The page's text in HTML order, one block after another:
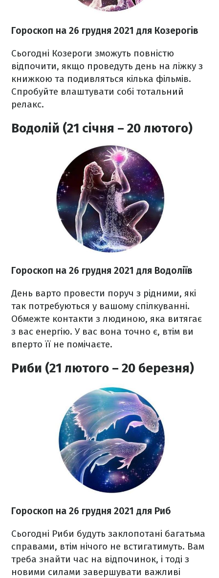
Гороскоп на 26 грудня 2021 для Козерогів
Сьогодні Козероги зможуть повністю
відпочити, якщо проведуть день на ліжку з
книжкою та подивляться кілька фільмів.
Спробуйте влаштувати собі тотальний
релакс.
Водолій (21 січня – 20 лютого)
Гороскоп на 26 грудня 2021 для Водоліїв
День варто провести поруч з рідними, які
так потребуються у вашому спілкуванні.
Обмежте контакти з людиною, яка витягає
з вас енергію. У вас вона точно є, втім ви
вперто її не помічаєте.
Риби (21 лютого – 20 березня)
Гороскоп на 26 грудня 2021 для Риб
Сьогодні Риби будуть заклопотані багатьма
справами, втім нічого не встигатимуть. Вам
треба знайти час на відпочинок, і тоді з
новими силами завершувати важливі